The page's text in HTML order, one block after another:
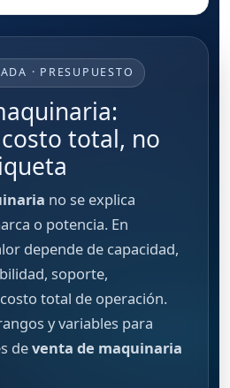
· PRESUPUESTO
total, no
no se explica
o potencia. En
depende de capacidad,
soporte,
total de operación.
y variables para
deventa de maquinaria